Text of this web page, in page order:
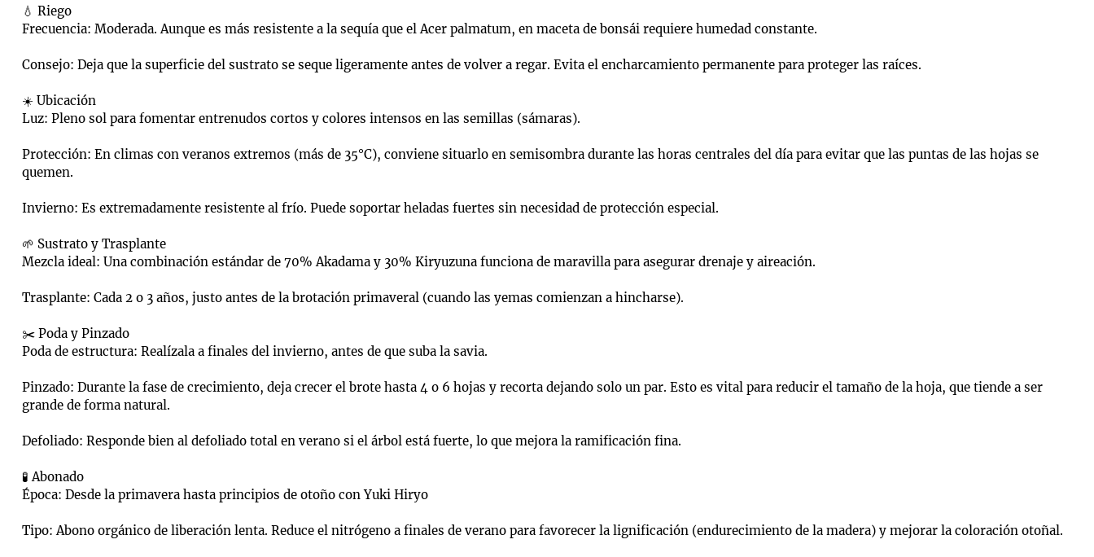
💧 Riego
Frecuencia: Moderada. Aunque es más resistente a la sequía que el Acer palmatum, en maceta de bonsái requiere humedad constante.
Consejo: Deja que la superficie del sustrato se seque ligeramente antes de volver a regar. Evita el encharcamiento permanente para proteger las raíces.
☀️ Ubicación
Luz: Pleno sol para fomentar entrenudos cortos y colores intensos en las semillas (sámaras).
Protección: En climas con veranos extremos (más de 35°C), conviene situarlo en semisombra durante las horas centrales del día para evitar que las puntas de las hojas se
quemen.
Invierno: Es extremadamente resistente al frío. Puede soportar heladas fuertes sin necesidad de protección especial.
🌱 Sustrato y Trasplante
Mezcla ideal: Una combinación estándar de 70% Akadama y 30% Kiryuzuna funciona de maravilla para asegurar drenaje y aireación.
Trasplante: Cada 2 o 3 años, justo antes de la brotación primaveral (cuando las yemas comienzan a hincharse).
✂️ Poda y Pinzado
Poda de estructura: Realízala a finales del invierno, antes de que suba la savia.
Pinzado: Durante la fase de crecimiento, deja crecer el brote hasta 4 o 6 hojas y recorta dejando solo un par. Esto es vital para reducir el tamaño de la hoja, que tiende a ser
grande de forma natural.
Defoliado: Responde bien al defoliado total en verano si el árbol está fuerte, lo que mejora la ramificación fina.
🧪 Abonado
Época: Desde la primavera hasta principios de otoño con Yuki Hiryo
Tipo: Abono orgánico de liberación lenta. Reduce el nitrógeno a finales de verano para favorecer la lignificación (endurecimiento de la madera) y mejorar la coloración otoñal.